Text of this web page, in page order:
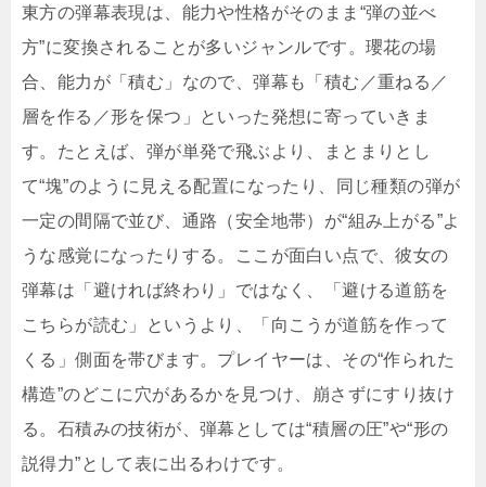
東方の弾幕表現は、能力や性格がそのまま“弾の並べ
方”に変換されることが多いジャンルです。瓔花の場
合、能力が「積む」なので、弾幕も「積む／重ねる／
層を作る／形を保つ」といった発想に寄っていきま
す。たとえば、弾が単発で飛ぶより、まとまりとし
て“塊”のように見える配置になったり、同じ種類の弾が
一定の間隔で並び、通路（安全地帯）が“組み上がる”よ
うな感覚になったりする。ここが面白い点で、彼女の
弾幕は「避ければ終わり」ではなく、「避ける道筋を
こちらが読む」というより、「向こうが道筋を作って
くる」側面を帯びます。プレイヤーは、その“作られた
構造”のどこに穴があるかを見つけ、崩さずにすり抜け
る。石積みの技術が、弾幕としては“積層の圧”や“形の
説得力”として表に出るわけです。